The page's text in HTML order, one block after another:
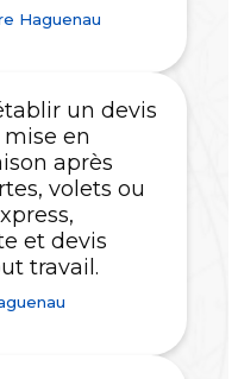
Haguenau
un devis
en
après
volets ou
et devis
travail.